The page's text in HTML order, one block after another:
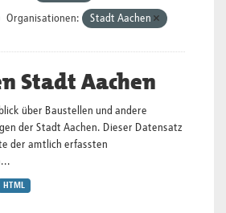
Organisationen: Stadt Aachen
Stadt Aachen
über Baustellen und andere
der Stadt Aachen. Dieser Datensatz
der amtlich erfassten
HTML